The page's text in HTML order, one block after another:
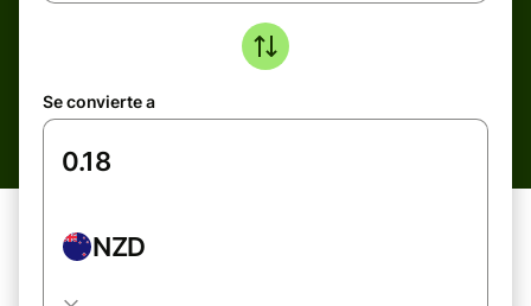
Se convierte a
NZD